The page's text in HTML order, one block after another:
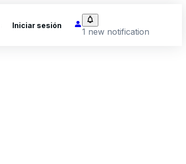
Iniciar sesión
1 new notification